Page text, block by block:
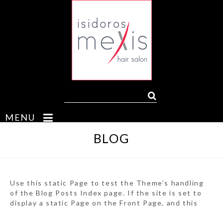
MENU
BLOG
Use this static Page to test the Theme’s handling
of the Blog Posts Index page. If the site is set to
display a static Page on the Front Page, and this